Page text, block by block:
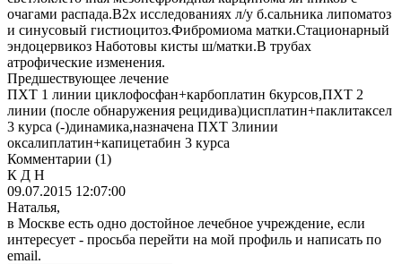
очагами распада.В2х исследованиях л/у б.сальника липоматоз
и синусовый гистиоцитоз.Фибромиома матки.Стационарный
эндоцервикоз Наботовы кисты ш/матки.В трубах
атрофические изменения.
Предшествующее лечение
ПХТ 1 линии циклофосфан+карбоплатин 6курсов,ПХТ 2
линии (после обнаружения рецидива)цисплатин+паклитаксел
3 курса (-)динамика,назначена ПХТ 3линии
оксалиплатин+капицетабин 3 курса
Комментарии (1)
К Д Н
09.07.2015 12:07:00
Наталья,
в Москве есть одно достойное лечебное учреждение, если
интересует - просьба перейти на мой профиль и написать по
email.